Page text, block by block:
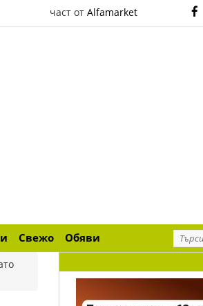
част от Alfamarket
Свежо Обяви